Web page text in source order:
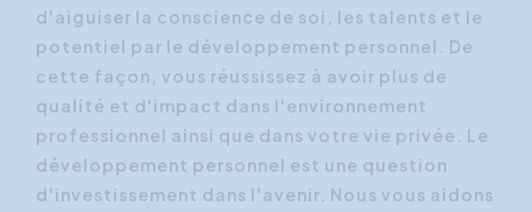
d'aiguiser la conscience de soi, les talents et le
potentiel par le développement personnel. De
cette façon, vous réussissez à avoir plus de
qualité et d'impact dans l'environnement
professionnel ainsi que dans votre vie privée. Le
développement personnel est une question
d'investissement dans l'avenir. Nous vous aidons